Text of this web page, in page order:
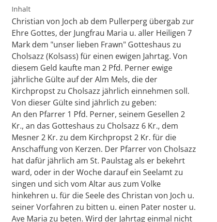
Inhalt
Christian von Joch ab dem Pullerperg übergab zur
Ehre Gottes, der Jungfrau Maria u. aller Heiligen 7
Mark dem "unser lieben Frawn" Gotteshaus zu
Cholsazz (Kolsass) für einen ewigen Jahrtag. Von
diesem Geld kaufte man 2 Pfd. Perner ewige
jährliche Gülte auf der Alm Mels, die der
Kirchpropst zu Cholsazz jährlich einnehmen soll.
Von dieser Gülte sind jährlich zu geben:
An den Pfarrer 1 Pfd. Perner, seinem Gesellen 2
Kr., an das Gotteshaus zu Cholsazz 6 Kr., dem
Mesner 2 Kr. zu dem Kirchpropst 2 Kr. für die
Anschaffung von Kerzen. Der Pfarrer von Cholsazz
hat dafür jährlich am St. Paulstag als er bekehrt
ward, oder in der Woche darauf ein Seelamt zu
singen und sich vom Altar aus zum Volke
hinkehren u. für die Seele des Christan von Joch u.
seiner Vorfahren zu bitten u. einen Pater noster u.
Ave Maria zu beten. Wird der Jahrtag einmal nicht